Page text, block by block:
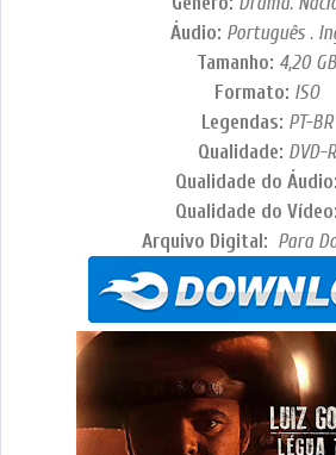
Áudio: Português .
Tamanho: 4,20 GB
Formato: ISO
Legendas: PT-BR
Qualidade: DVD-R
Qualidade do Áudio:
Qualidade do Vídeo:
Arquivo Digital: Para